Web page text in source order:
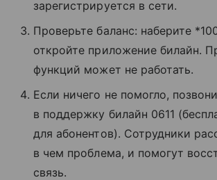
зарегистрируется в сети.
Проверьте баланс: наберите
откройте приложение билайн.
функций может не работать.
Если ничего не помогло,
в поддержку билайн 0611
для абонентов). Сотрудники
в чем проблема, и помогут
связь.